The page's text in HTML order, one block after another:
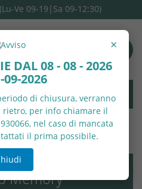
(Lu-Ve 09-19|Sa 09-12:30)
160x190 h..24
Memory
DAL 08 - 08 - 2026
09-2026
di chiusura, verranno
rietro, per info chiamare il
nel caso di mancata
il prima possibile.
×